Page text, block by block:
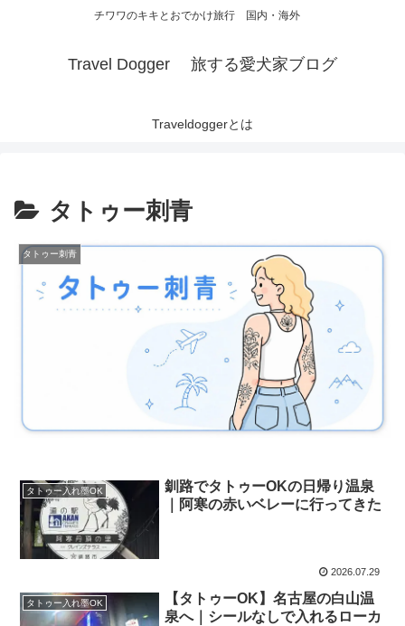
チワワのキキとおでかけ旅行 国内・海外
Travel Dogger 旅する愛犬家ブログ
Traveldoggerとは
タトゥー刺青
タトゥー刺青
タトゥー入れ墨OK
釧路でタトゥーOKの日帰り温泉
｜阿寒の赤いベレーに行ってきた
2026.07.29
タトゥー入れ墨OK
【タトゥーOK】名古屋の白山温
泉へ｜シールなしで入れるローカ